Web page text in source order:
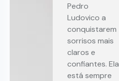
Pedro
Ludovico a
conquistarem
sorrisos mais
claros e
confiantes. Ela
está sempre